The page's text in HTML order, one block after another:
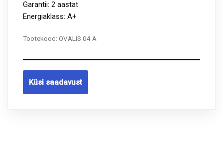
Garantii: 2 aastat
Energiaklass: A+
Tootekood: OVALIS 04 A
Küsi saadavust